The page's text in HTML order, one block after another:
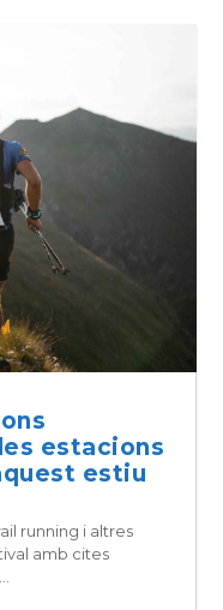
estacions
estiu
running i altres
amb cites